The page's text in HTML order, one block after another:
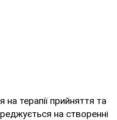
на терапії прийняття та
на створенні